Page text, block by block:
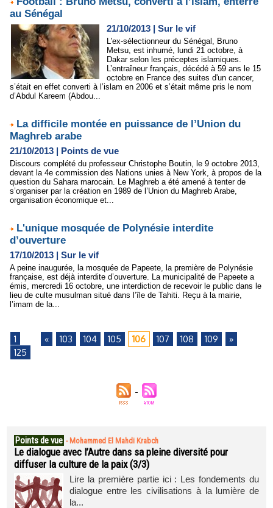
au Sénégal
21/10/2013 | Sur le vif
L'ex-sélectionneur du Sénégal, Bruno
Metsu, est inhumé, lundi 21 octobre, à
Dakar selon les préceptes islamiques.
L’entraîneur français, décédé à 59 ans le 15
octobre en France des suites d'un cancer,
s’était en effet converti à l’islam en 2006 et s’était même pris le nom
d’Abdul Kareem (Abdou...
La difficile montée en puissance de l’Union du
Maghreb arabe
21/10/2013 | Points de vue
Discours complété du professeur Christophe Boutin, le 9 octobre 2013,
devant la 4e commission des Nations unies à New York, à propos de la
question du Sahara marocain. Le Maghreb a été amené à tenter de
s’organiser par la création en 1989 de l’Union du Maghreb Arabe,
organisation économique et...
L'unique mosquée de Polynésie interdite
d’ouverture
17/10/2013 | Sur le vif
A peine inaugurée, la mosquée de Papeete, la première de Polynésie
française, est déjà interdite d’ouverture. La municipalité de Papeete a
émis, mercredi 16 octobre, une interdiction de recevoir le public dans le
lieu de culte musulman situé dans l’île de Tahiti. Reçu à la mairie,
l’imam de la...
1 « 103 104 105 106 107 108 109 »
125
Points de vue - Mohammed El Mahdi Krabch
Le dialogue avec l’Autre dans sa pleine diversité pour
diffuser la culture de la paix (3/3)
Lire la première partie ici : Les fondements du
dialogue entre les civilisations à la lumière de
la...